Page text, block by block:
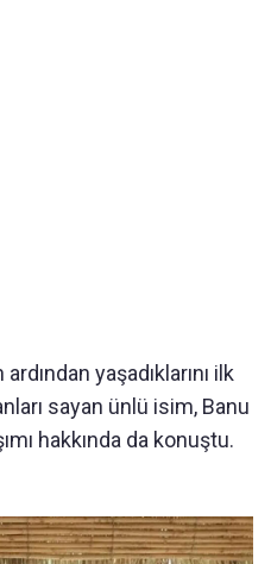
yaşadıklarını ilk
sayan ünlü isim, Banu
hakkında da konuştu.